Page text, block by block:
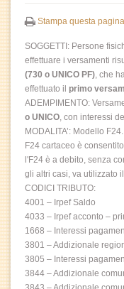
Stampa questa pagina
SOGGETTI: Persone
effettuare i versamenti
(730 o UNICO PF), che
effettuato il primo
ADEMPIMENTO:
o UNICO, con interessi
MODALITA’: Modello
F24 cartaceo è
l'F24 è a debito, senza
gli altri casi, va utilizzato
CODICI TRIBUTO:
4001 – Irpef Saldo
4033 – Irpef acconto –
1668 – Interessi
3801 – Addizionale
3805 – Interessi
3844 – Addizionale